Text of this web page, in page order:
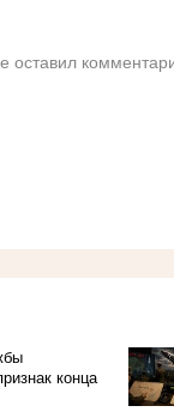
оставил
конца